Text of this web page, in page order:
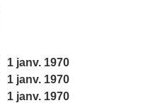
1 janv. 1970
1 janv. 1970
1 janv. 1970